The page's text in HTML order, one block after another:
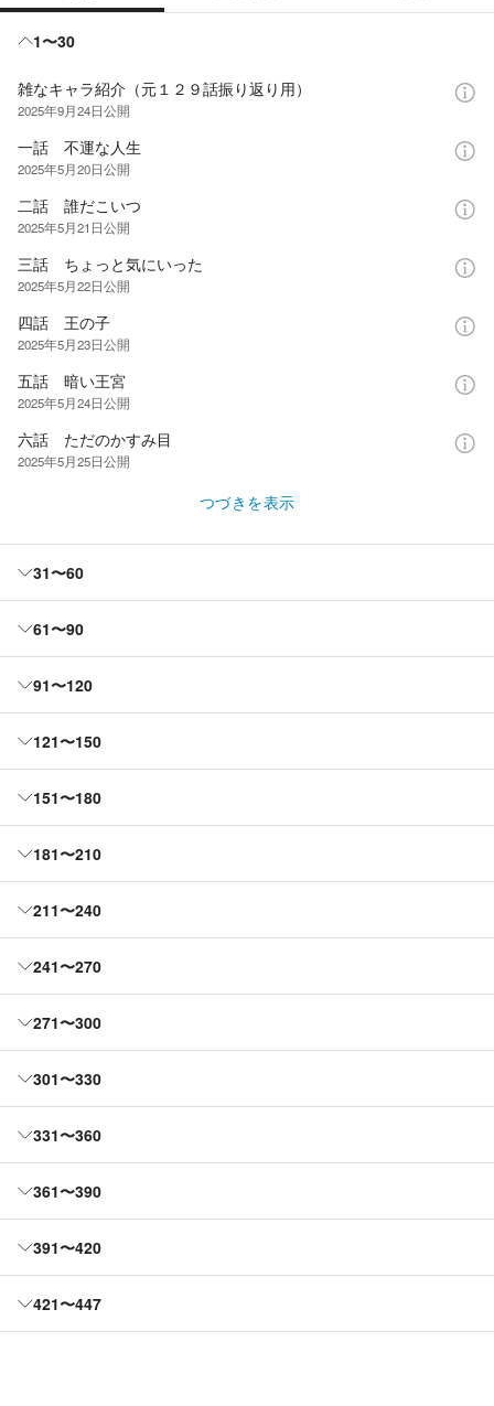
1〜30
雑なキャラ紹介（元１２９話振り返り用）
2025年9月24日公開
一話 不運な人生
2025年5月20日公開
二話 誰だこいつ
2025年5月21日公開
三話 ちょっと気にいった
2025年5月22日公開
四話 王の子
2025年5月23日公開
五話 暗い王宮
2025年5月24日公開
六話 ただのかすみ目
2025年5月25日公開
つづきを表示
31〜60
61〜90
91〜120
121〜150
151〜180
181〜210
211〜240
241〜270
271〜300
301〜330
331〜360
361〜390
391〜420
421〜447